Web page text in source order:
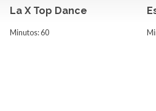
La X Top Dance
Minutos: 60